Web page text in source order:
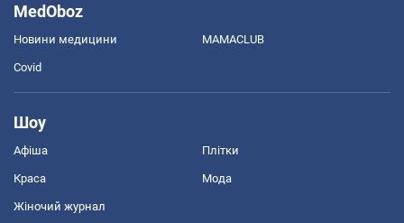
MedOboz
Новини медицини MAMACLUB
Covid
Шоу
Афіша Плітки
Краса Мода
Жіночий журнал